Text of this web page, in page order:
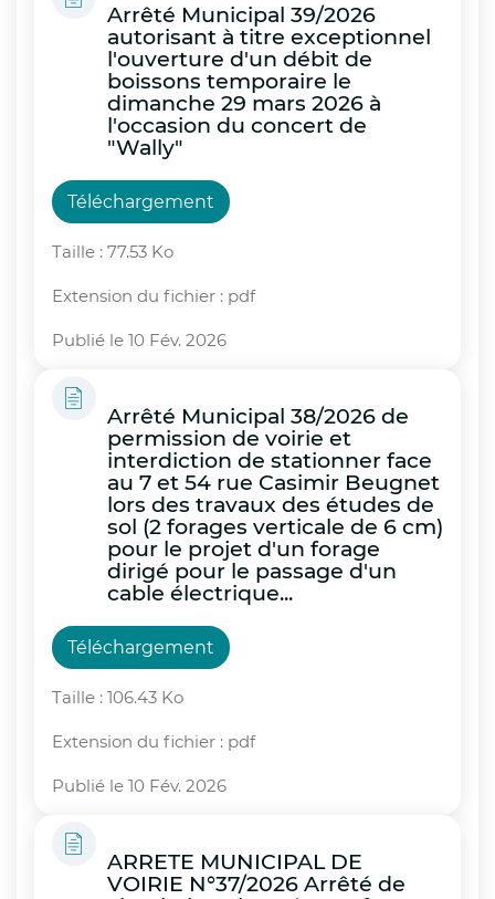
Arrêté Municipal 39/2026
autorisant à titre exceptionnel
l'ouverture d'un débit de
boissons temporaire le
dimanche 29 mars 2026 à
l'occasion du concert de
"Wally"
Téléchargement
Taille : 77.53 Ko
Extension du fichier : pdf
Publié le 10 Fév. 2026
Arrêté Municipal 38/2026 de
permission de voirie et
interdiction de stationner face
au 7 et 54 rue Casimir Beugnet
lors des travaux des études de
sol (2 forages verticale de 6 cm)
pour le projet d'un forage
dirigé pour le passage d'un
cable électrique...
Téléchargement
Taille : 106.43 Ko
Extension du fichier : pdf
Publié le 10 Fév. 2026
ARRETE MUNICIPAL DE
VOIRIE N°37/2026 Arrêté de